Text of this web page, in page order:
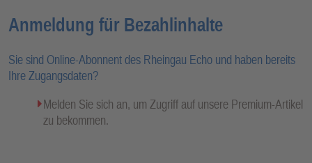
Anmeldung für Bezahlinhalte
Sie sind Online-Abonnent des Rheingau Echo und haben bereits
Ihre Zugangsdaten?
Melden Sie sich an, um Zugriff auf unsere Premium-Artikel
zu bekommen.